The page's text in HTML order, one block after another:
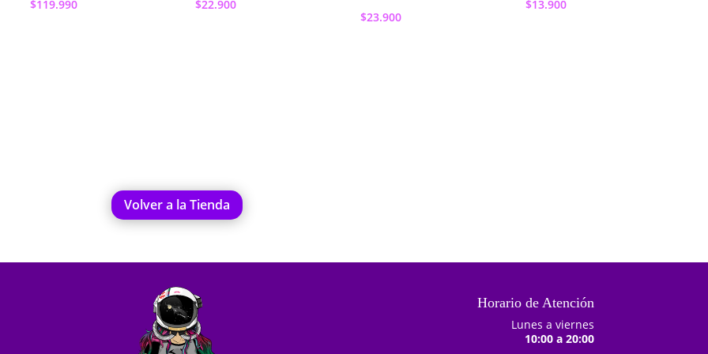
$119.990 $22.900
$23.900
$13.900
Volver a la Tienda
Horario de Atención
Lunes a viernes
10:00 a 20:00